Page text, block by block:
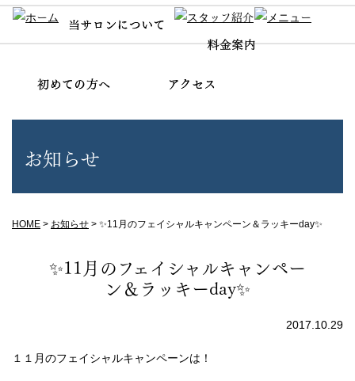
お知らせ
HOME > お知らせ > ✨11月のフェイシャルキャンペーン＆ラッキーday✨
✨11月のフェイシャルキャンペー
ン＆ラッキーday✨
2017.10.29
１１月のフェイシャルキャンペーンは！